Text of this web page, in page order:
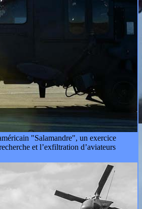
"Salamandre", un exercice
et l’exfiltration d’aviateurs